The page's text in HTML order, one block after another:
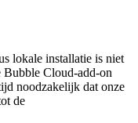
lokale installatie is niet
Bubble Cloud-add-on
noodzakelijk dat onze
de